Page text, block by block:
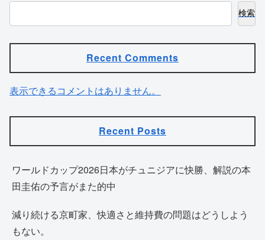
検索
Recent Comments
表示できるコメントはありません。
Recent Posts
ワールドカップ2026日本がチュニジアに快勝、解説の本
田圭佑の予言がまた的中
減り続ける京町家、快適さと維持費の問題はどうしよう
もない。